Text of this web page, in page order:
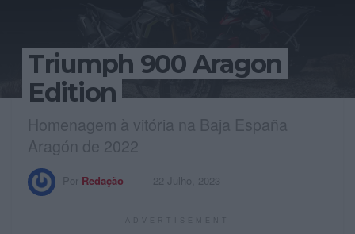
Triumph 900 Aragon
Edition
Homenagem à vitória na Baja España
Aragón de 2022
Por Redação 22 Julho, 2023